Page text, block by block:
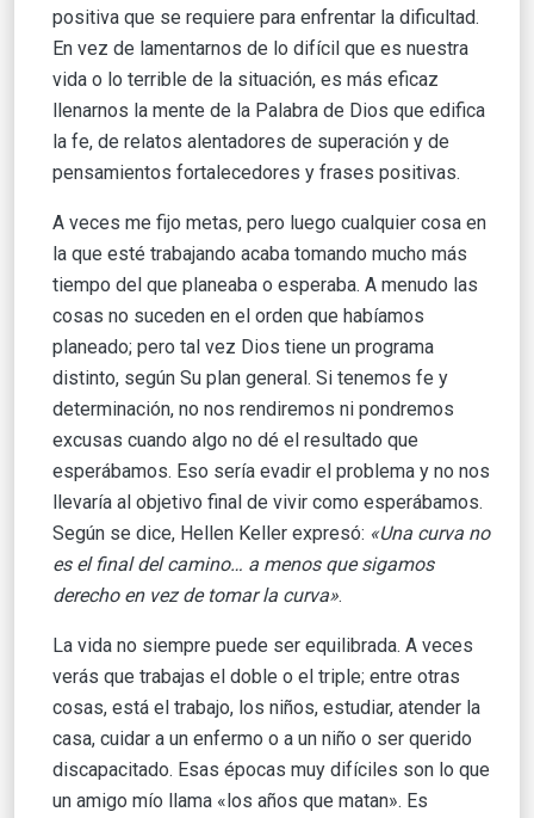
positiva que se requiere para enfrentar la dificultad.
En vez de lamentarnos de lo difícil que es nuestra
vida o lo terrible de la situación, es más eficaz
llenarnos la mente de la Palabra de Dios que edifica
la fe, de relatos alentadores de superación y de
pensamientos fortalecedores y frases positivas.
A veces me fijo metas, pero luego cualquier cosa en
la que esté trabajando acaba tomando mucho más
tiempo del que planeaba o esperaba. A menudo las
cosas no suceden en el orden que habíamos
planeado; pero tal vez Dios tiene un programa
distinto, según Su plan general. Si tenemos fe y
determinación, no nos rendiremos ni pondremos
excusas cuando algo no dé el resultado que
esperábamos. Eso sería evadir el problema y no nos
llevaría al objetivo final de vivir como esperábamos.
Según se dice, Hellen Keller expresó: «Una curva no
es el final del camino… a menos que sigamos
derecho en vez de tomar la curva».
La vida no siempre puede ser equilibrada. A veces
verás que trabajas el doble o el triple; entre otras
cosas, está el trabajo, los niños, estudiar, atender la
casa, cuidar a un enfermo o a un niño o ser querido
discapacitado. Esas épocas muy difíciles son lo que
un amigo mío llama «los años que matan». Es